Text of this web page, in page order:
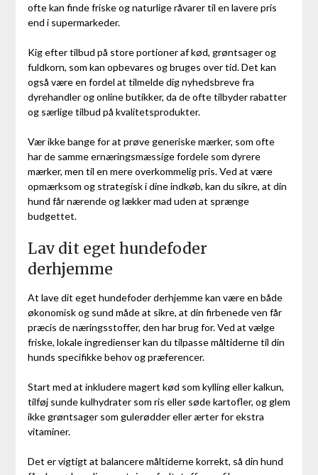
ofte kan finde friske og naturlige råvarer til en lavere pris
end i supermarkeder.
Kig efter tilbud på store portioner af kød, grøntsager og
fuldkorn, som kan opbevares og bruges over tid. Det kan
også være en fordel at tilmelde dig nyhedsbreve fra
dyrehandler og online butikker, da de ofte tilbyder rabatter
og særlige tilbud på kvalitetsprodukter.
Vær ikke bange for at prøve generiske mærker, som ofte
har de samme ernæringsmæssige fordele som dyrere
mærker, men til en mere overkommelig pris. Ved at være
opmærksom og strategisk i dine indkøb, kan du sikre, at din
hund får nærende og lækker mad uden at sprænge
budgettet.
Lav dit eget hundefoder
derhjemme
At lave dit eget hundefoder derhjemme kan være en både
økonomisk og sund måde at sikre, at din firbenede ven får
præcis de næringsstoffer, den har brug for. Ved at vælge
friske, lokale ingredienser kan du tilpasse måltiderne til din
hunds specifikke behov og præferencer.
Start med at inkludere magert kød som kylling eller kalkun,
tilføj sunde kulhydrater som ris eller søde kartofler, og glem
ikke grøntsager som gulerødder eller ærter for ekstra
vitaminer.
Det er vigtigt at balancere måltiderne korrekt, så din hund